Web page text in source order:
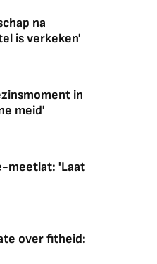
4K
na
is verkeken'
in
meid'
meetlat: 'Laat
over fitheid: